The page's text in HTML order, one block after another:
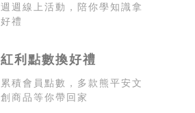
週週線上活動，陪你學知識拿
好禮
紅利點數換好禮
累積會員點數，多款熊平安文
創商品等你帶回家